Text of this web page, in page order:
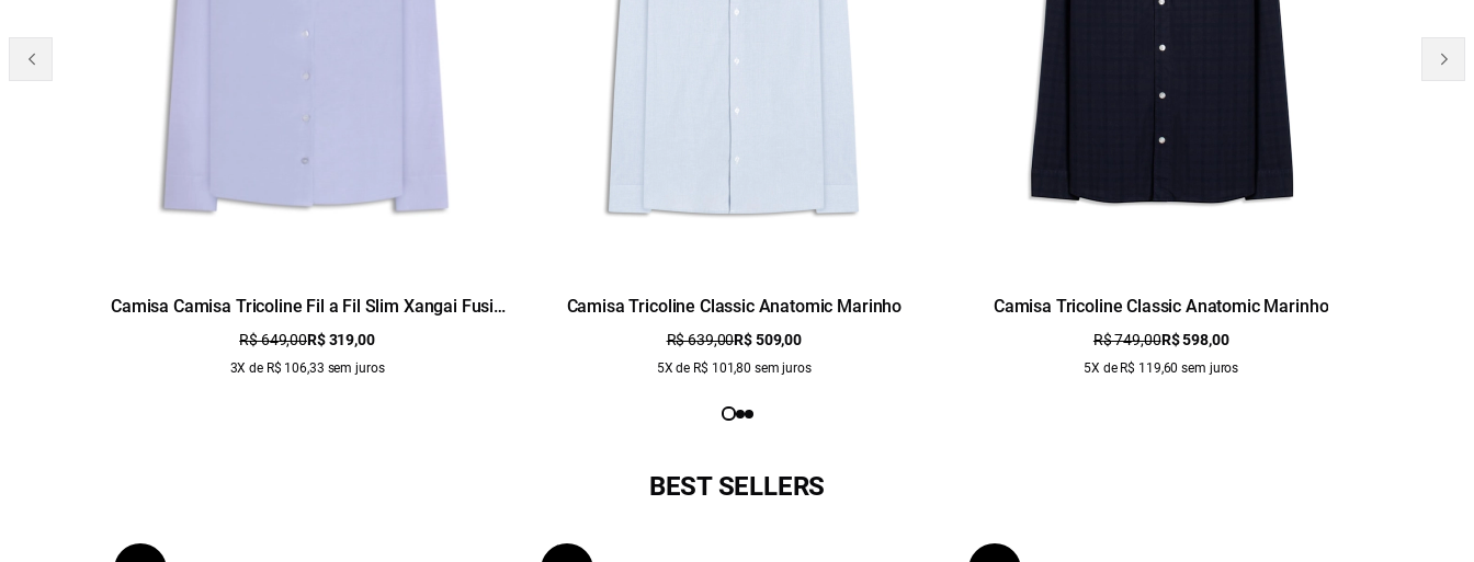
Camisa Camisa Tricoline Fil a Fil Slim Xangai Fusio
Azul Seco
R$ 649,00R$ 319,00
3X de R$ 106,33 sem juros
Camisa Tricoline Classic Anatomic Marinho
R$ 639,00R$ 509,00
5X de R$ 101,80 sem juros
Camisa Tricoline Classic Anatomic Marinho
R$ 749,00R$ 598,00
5X de R$ 119,60 sem juros
BEST SELLERS